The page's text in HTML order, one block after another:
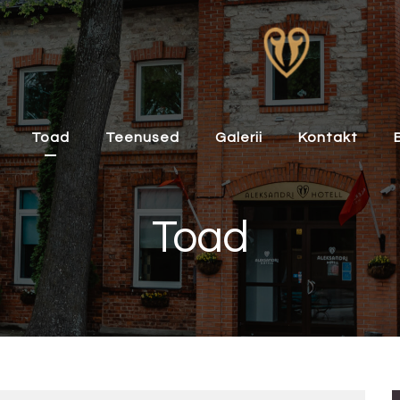
Toad Teenused Galerii Kontakt
Toad